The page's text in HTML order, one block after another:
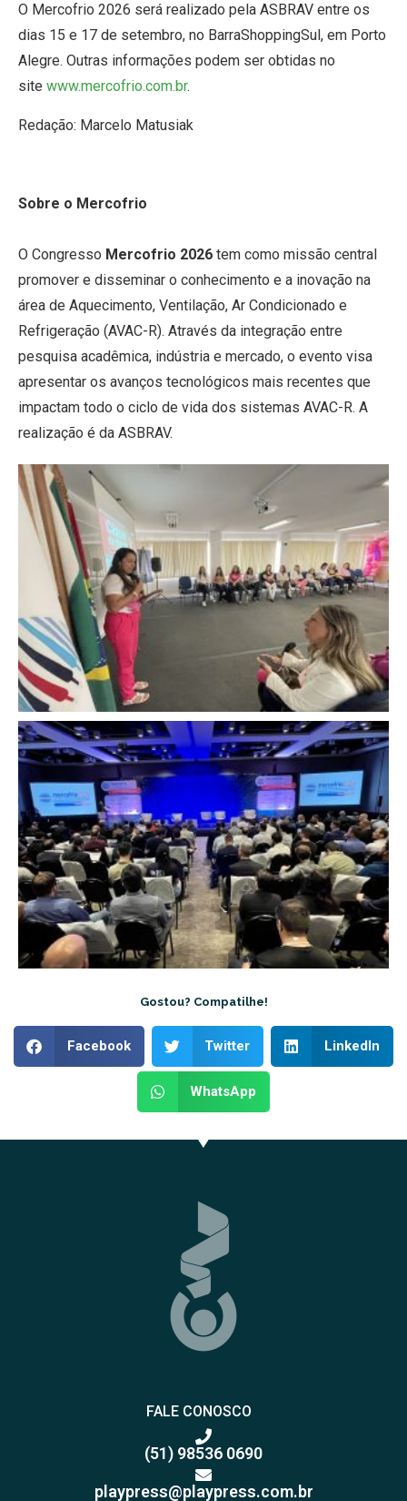
O Mercofrio 2026 será realizado pela ASBRAV entre os
dias 15 e 17 de setembro, no BarraShoppingSul, em Porto
Alegre. Outras informações podem ser obtidas no
site www.mercofrio.com.br.
Redação: Marcelo Matusiak
Sobre o Mercofrio
O Congresso Mercofrio 2026 tem como missão central
promover e disseminar o conhecimento e a inovação na
área de Aquecimento, Ventilação, Ar Condicionado e
Refrigeração (AVAC-R). Através da integração entre
pesquisa acadêmica, indústria e mercado, o evento visa
apresentar os avanços tecnológicos mais recentes que
impactam todo o ciclo de vida dos sistemas AVAC-R. A
realização é da ASBRAV.
Gostou? Compatilhe!
Facebook Twitter LinkedIn
WhatsApp
FALE CONOSCO
(51) 98536 0690
playpress@playpress.com.br